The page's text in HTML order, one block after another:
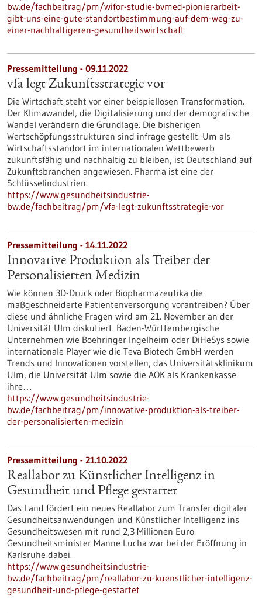
bw.de/fachbeitrag/pm/wifor-studie-bvmed-pionierarbeit-
gibt-uns-eine-gute-standortbestimmung-auf-dem-weg-zu-
einer-nachhaltigeren-gesundheitswirtschaft
Pressemitteilung - 09.11.2022
vfa legt Zukunftsstrategie vor
Die Wirtschaft steht vor einer beispiellosen Transformation.
Der Klimawandel, die Digitalisierung und der demografische
Wandel verändern die Grundlage. Die bisherigen
Wertschöpfungsstrukturen sind infrage gestellt. Um als
Wirtschaftsstandort im internationalen Wettbewerb
zukunftsfähig und nachhaltig zu bleiben, ist Deutschland auf
Zukunftsbranchen angewiesen. Pharma ist eine der
Schlüsselindustrien.
https://www.gesundheitsindustrie-
bw.de/fachbeitrag/pm/vfa-legt-zukunftsstrategie-vor
Pressemitteilung - 14.11.2022
Innovative Produktion als Treiber der
Personalisierten Medizin
Wie können 3D-Druck oder Biopharmazeutika die
maßgeschneiderte Patientenversorgung vorantreiben? Über
diese und ähnliche Fragen wird am 21. November an der
Universität Ulm diskutiert. Baden-Württembergische
Unternehmen wie Boehringer Ingelheim oder DiHeSys sowie
internationale Player wie die Teva Biotech GmbH werden
Trends und Innovationen vorstellen, das Universitätsklinikum
Ulm, die Universität Ulm sowie die AOK als Krankenkasse
ihre…
https://www.gesundheitsindustrie-
bw.de/fachbeitrag/pm/innovative-produktion-als-treiber-
der-personalisierten-medizin
Pressemitteilung - 21.10.2022
Reallabor zu Künstlicher Intelligenz in
Gesundheit und Pflege gestartet
Das Land fördert ein neues Reallabor zum Transfer digitaler
Gesundheitsanwendungen und Künstlicher Intelligenz ins
Gesundheitswesen mit rund 2,3 Millionen Euro.
Gesundheitsminister Manne Lucha war bei der Eröffnung in
Karlsruhe dabei.
https://www.gesundheitsindustrie-
bw.de/fachbeitrag/pm/reallabor-zu-kuenstlicher-intelligenz-
gesundheit-und-pflege-gestartet